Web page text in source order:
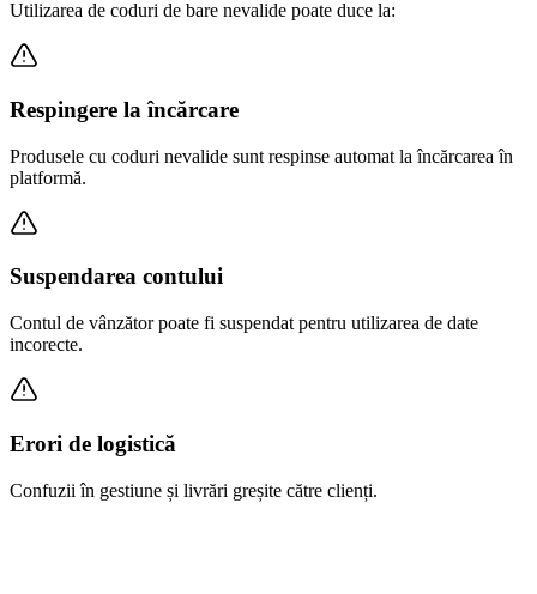
Utilizarea de coduri de bare nevalide poate duce la:
Respingere la încărcare
Produsele cu coduri nevalide sunt respinse automat la încărcarea în
platformă.
Suspendarea contului
Contul de vânzător poate fi suspendat pentru utilizarea de date
incorecte.
Erori de logistică
Confuzii în gestiune și livrări greșite către clienți.